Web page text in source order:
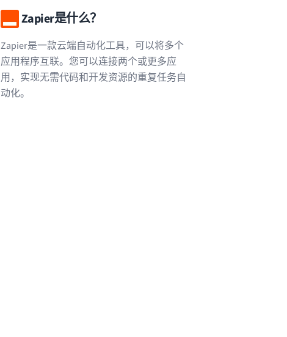
Zapier是什么？
Zapier是一款云端自动化工具，可以将多个
应用程序互联。您可以连接两个或更多应
用，实现无需代码和开发资源的重复任务自
动化。